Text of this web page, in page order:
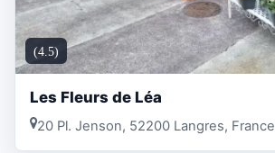
(4.5)
Les Fleurs de Léa
20 Pl. Jenson, 52200 Langres, France